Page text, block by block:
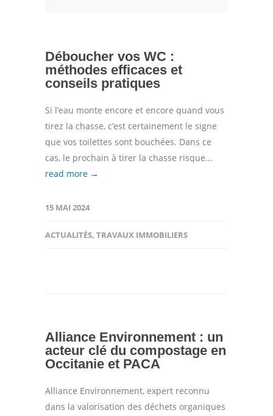
Déboucher vos WC :
méthodes efficaces et
conseils pratiques
Si l’eau monte encore et encore quand vous
tirez la chasse, c’est certainement le signe
que vos toilettes sont bouchées. Dans ce
cas, le prochain à tirer la chasse risque...
read more →
15 MAI 2024
ACTUALITÉS, TRAVAUX IMMOBILIERS
Alliance Environnement : un
acteur clé du compostage en
Occitanie et PACA
Alliance Environnement, expert reconnu
dans la valorisation des déchets organiques